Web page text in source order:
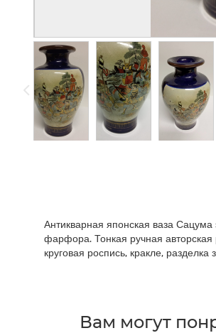
Антикварная японская ваза
фарфора. Тонкая ручная
круговая роспись, кракле,
Вам могут